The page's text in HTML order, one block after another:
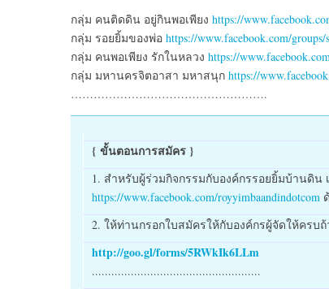
กลุ่ม คนติดดิน อยู่กินพอเพียง https://
กลุ่ม รอยยิ้มของพ่อ https://www.facebook.com/groups/
กลุ่ม คนพอเพียง รักในหลวง https://
กลุ่ม มหานครจิตอาสา มหาสนุก https://
…………………………………………….
{ ขั้นตอนการสมัคร }
1. สำหรับผู้ร่วมกิจกรรมกับองค์กรรอยยิ้มบ้านดิน
https://www.facebook.com/royyimbaandindotcom
2. ให้ท่านกรอกใบสมัครให้กับองค์กรผู้จัดให้คร
http://goo.gl/forms/5RWkIk6LLm
....................................................